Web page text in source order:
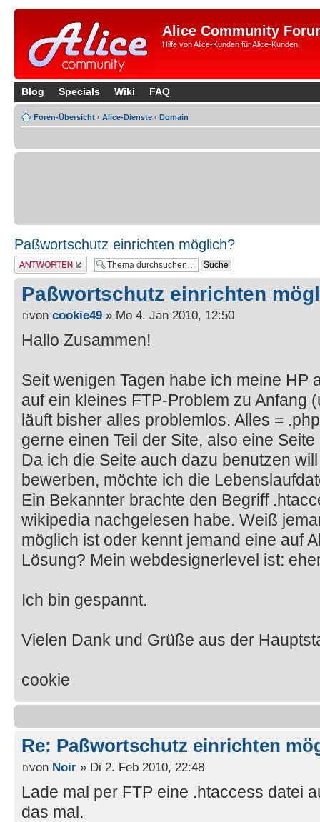
Alice Community
Hilfe von Alice-Kunden für Alice-Kunden.
Blog Specials Wiki FAQ
Foren-Übersicht ‹ Alice-Dienste ‹ Domain
Paßwortschutz einrichten möglich?
Antwort erstellen
Paßwortschutz einrichten
von cookie49 » Mo 4. Jan 2010, 12:50
Hallo Zusammen!
Seit wenigen Tagen habe ich meine HP
auf ein kleines FTP-Problem zu Anfang
läuft bisher alles problemlos. Alles =
gerne einen Teil der Site, also eine
Da ich die Seite auch dazu benutzen
bewerben, möchte ich die
Ein Bekannter brachte den Begriff
wikipedia nachgelesen habe. Weiß
möglich ist oder kennt jemand eine auf
Lösung? Mein webdesignerlevel ist:
Ich bin gespannt.
Vielen Dank und Grüße aus der
cookie
Re: Paßwortschutz einrichten
von Noir » Di 2. Feb 2010, 22:48
Lade mal per FTP eine .htaccess datei
das mal.